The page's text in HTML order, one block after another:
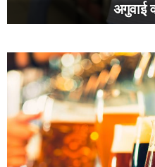
अगुवाई